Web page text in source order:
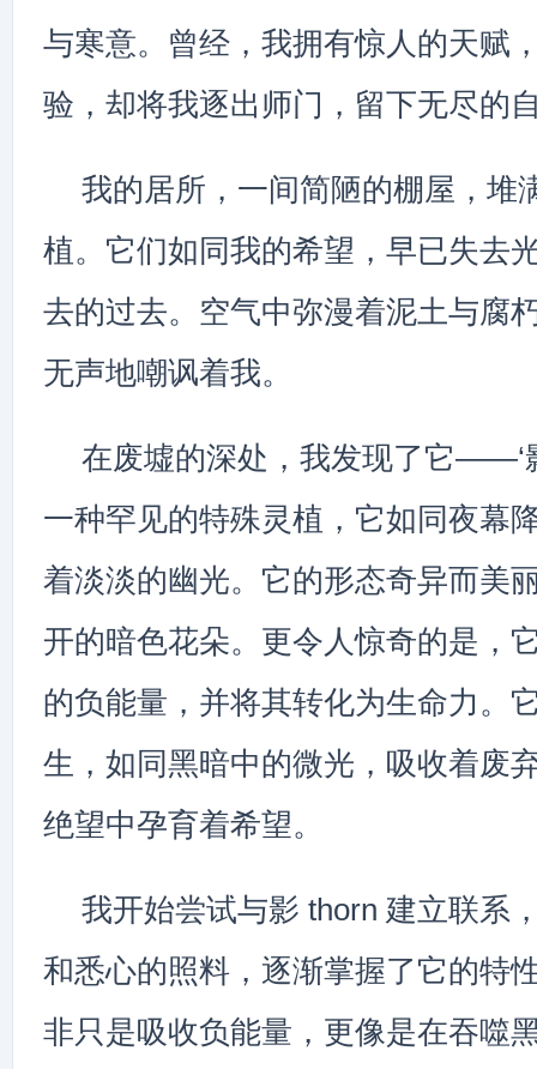
与寒意。曾经，我拥有惊人的天赋
验，却将我逐出师门，留下无尽的
我的居所，一间简陋的棚屋，堆
植。它们如同我的希望，早已失去
去的过去。空气中弥漫着泥土与腐
无声地嘲讽着我。
在废墟的深处，我发现了它——‘
一种罕见的特殊灵植，它如同夜幕
着淡淡的幽光。它的形态奇异而美
开的暗色花朵。更令人惊奇的是，
的负能量，并将其转化为生命力。
生，如同黑暗中的微光，吸收着废
绝望中孕育着希望。
我开始尝试与影 thorn 建立联系
和悉心的照料，逐渐掌握了它的特
非只是吸收负能量，更像是在吞噬